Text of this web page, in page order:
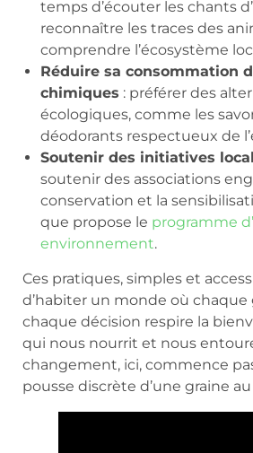
temps d’écouter les chants
reconnaître les traces des
comprendre l’écosystème
Réduire sa consommation
chimiques : préférer des
écologiques, comme les
déodorants respectueux de
Soutenir des initiatives
soutenir des associations
conservation et la
que propose le programme
environnement.
Ces pratiques, simples et
d’habiter un monde où
chaque décision respire la
qui nous nourrit et nous
changement, ici, commence
pousse discrète d’une graine